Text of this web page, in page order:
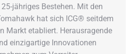
jähriges Bestehen. Mit den
hat sich ICG® seitdem
Markt etabliert. Herausragende
einzigartige Innovationen